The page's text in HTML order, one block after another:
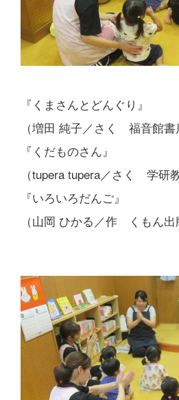
『くまさんとどんぐり』
（増田 純子／さく 福音館書
『くだものさん』
（tupera tupera／さく 学研
『いろいろだんご』
（山岡 ひかる／作 くもん出